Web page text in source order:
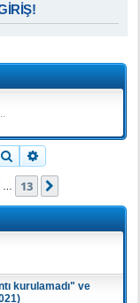
Ara
sayfa)
13
kurulamadı" ve